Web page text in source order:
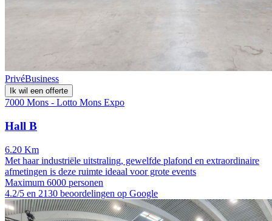
PrivéBusiness
Ik wil een offerte
7000 Mons - Lotto Mons Expo
Hall B
6.20 Km
Met haar industriële uitstraling, gewelfde plafond en extraordinaire
afmetingen is deze ruimte ideaal voor grote events
Maximum 6000 personen
4.2/5 en 2130 beoordelingen op Google